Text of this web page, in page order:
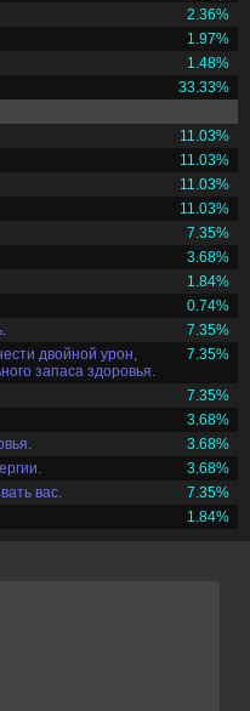
2.36%
1.97%
1.48%
33.33%
11.03%
11.03%
11.03%
11.03%
7.35%
3.68%
1.84%
0.74%
7.35%
двойной урон,
запаса здоровья.
7.35%
7.35%
3.68%
3.68%
3.68%
вас.
7.35%
1.84%